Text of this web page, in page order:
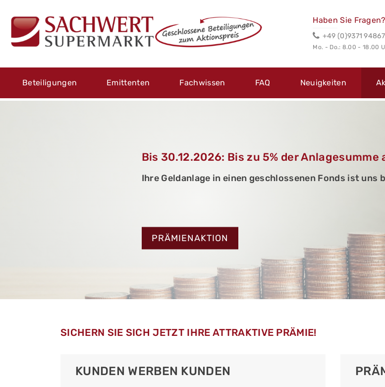
Haben Sie Fragen?
+49 (0)9371
Mo. - Do.: 8.00 - 18.00
Beteiligungen Emittenten Fachwissen FAQ Neuigkeiten
Bis 30.12.2026: Bis zu 5% der
Ihre Geldanlage in einen geschlossenen Fonds ist uns
PRÄMIENAKTION
SICHERN SIE SICH JETZT IHRE ATTRAKTIVE PRÄMIE!
KUNDEN WERBEN KUNDEN